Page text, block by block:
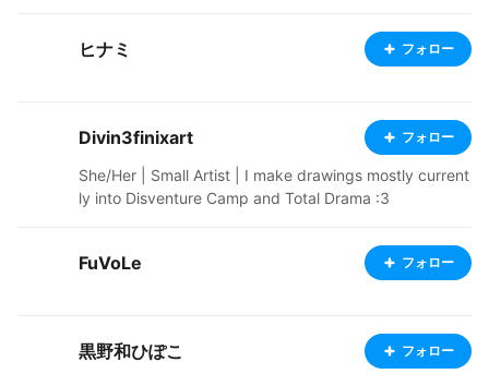
ヒナミ フォロー
Divin3finixart フォロー
She/Her | Small Artist | I make drawings mostly current
ly into Disventure Camp and Total Drama :3
FuVoLe フォロー
黒野和ひぽこ フォロー